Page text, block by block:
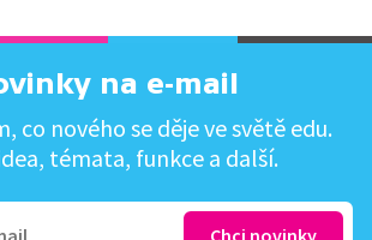
na e-mail
co nového se děje ve světě edu.
témata, funkce a další.